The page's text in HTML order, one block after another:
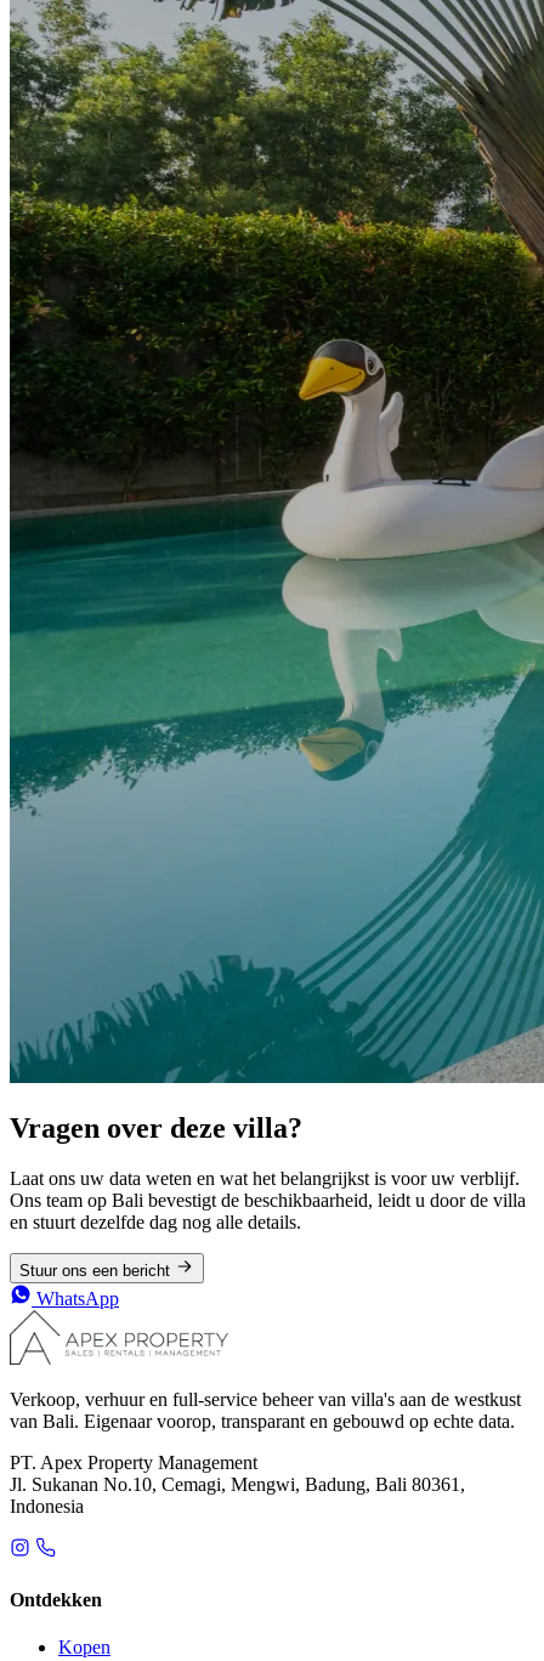
Vragen over deze villa?
Laat ons uw data weten en wat het belangrijkst is voor uw verblijf.
Ons team op Bali bevestigt de beschikbaarheid, leidt u door de villa
en stuurt dezelfde dag nog alle details.
Stuur ons een bericht
WhatsApp
Verkoop, verhuur en full-service beheer van villa's aan de westkust
van Bali. Eigenaar voorop, transparant en gebouwd op echte data.
PT. Apex Property Management
Jl. Sukanan No.10, Cemagi, Mengwi, Badung, Bali 80361,
Indonesia
Ontdekken
Kopen